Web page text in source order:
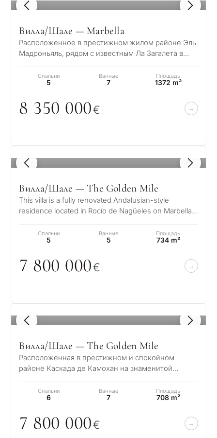
1 / 8
Вилла/Шале — Marbella
Расположенное в престижном жилом районе Эль
Мадроньяль, рядом с известным Ла Загалета в
Спальни
5
Ванные
7
Площадь
1372 m²
8 350 000€
1 / 8
Вилла/Шале — The Golden Mile
This villa is a fully renovated Andalusian-style
residence located in Rocío de Nagüeles on Marbella’s
Спальни
5
Ванные
5
Площадь
734 m²
7 800 000€
1 / 8
Вилла/Шале — The Golden Mile
Расположенная в престижном и спокойном
районе Каскада де Камохан на знаменитой
представляет со…
Спальни
6
Ванные
7
Площадь
708 m²
7 800 000€
КВИЗ
Персональная
подборка
в Марбелье
Ответьте на несколько
вопросов — мы подберём
объекты и решения под
бюджета, целей и
юридических нюансов
Конфиденциально • Под ваш
запрос
С
целью
вы
Консультация
свяжемся с вами в течение
30 минут
✓Только 1 экспертный ответ
Конфиденциально